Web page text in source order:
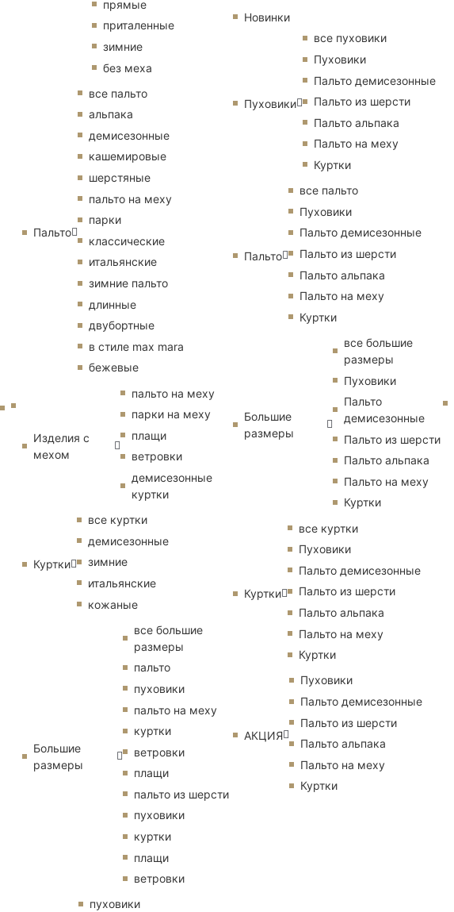
прямые
приталенные
зимние
без меха
Пальто
все пальто
альпака
демисезонные
кашемировые
шерстяные
пальто на меху
парки
классические
итальянские
зимние пальто
длинные
двубортные
в стиле max mara
бежевые
Изделия с
мехом
пальто на меху
парки на меху
плащи
ветровки
демисезонные
куртки
Куртки
все куртки
демисезонные
зимние
итальянские
кожаные
Большие
размеры
все большие
размеры
пальто
пуховики
пальто на меху
куртки
ветровки
плащи
пальто из шерсти
пуховики
куртки
плащи
ветровки
пуховики
Новинки
Пуховики
все пуховики
Пуховики
Пальто демисезонные
Пальто из шерсти
Пальто альпака
Пальто на меху
Куртки
Пальто
все пальто
Пуховики
Пальто демисезонные
Пальто из шерсти
Пальто альпака
Пальто на меху
Куртки
Большие
размеры
все большие
размеры
Пуховики
Пальто
демисезонные
Пальто из шерсти
Пальто альпака
Пальто на меху
Куртки
Куртки
все куртки
Пуховики
Пальто демисезонные
Пальто из шерсти
Пальто альпака
Пальто на меху
Куртки
АКЦИЯ
Пуховики
Пальто демисезонные
Пальто из шерсти
Пальто альпака
Пальто на меху
Куртки